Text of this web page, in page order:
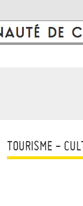
TOURISME -